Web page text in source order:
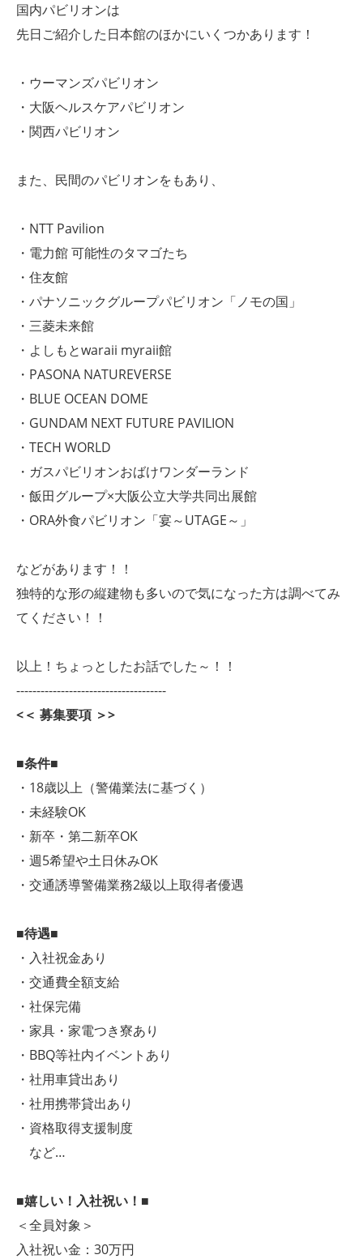
国内パビリオンは
先日ご紹介した日本館のほかにいくつかあります！
・ウーマンズパビリオン
・大阪ヘルスケアパビリオン
・関西パビリオン
また、民間のパビリオンをもあり、
・NTT Pavilion
・電力館 可能性のタマゴたち
・住友館
・パナソニックグループパビリオン「ノモの国」
・三菱未来館
・よしもとwaraii myraii館
・PASONA NATUREVERSE
・BLUE OCEAN DOME
・GUNDAM NEXT FUTURE PAVILION
・TECH WORLD
・ガスパビリオンおばけワンダーランド
・飯田グループ×大阪公立大学共同出展館
・ORA外食パビリオン「宴～UTAGE～」
などがあります！！
独特的な形の縦建物も多いので気になった方は調べてみ
てください！！
以上！ちょっとしたお話でした～！！
-------------------------------------
<＜ 募集要項 ＞>
■条件■
・18歳以上（警備業法に基づく）
・未経験OK
・新卒・第二新卒OK
・週5希望や土日休みOK
・交通誘導警備業務2級以上取得者優遇
■待遇■
・入社祝金あり
・交通費全額支給
・社保完備
・家具・家電つき寮あり
・BBQ等社内イベントあり
・社用車貸出あり
・社用携帯貸出あり
・資格取得支援制度
など…
■嬉しい！入社祝い！■
＜全員対象＞
入社祝い金：30万円